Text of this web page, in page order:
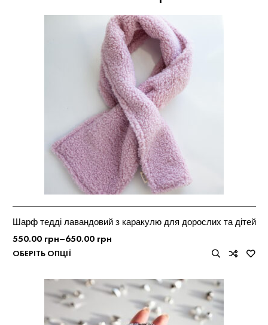
Шарф тедді лавандовий з каракулю для дорослих та дітей
550.00 грн–650.00 грн
ОБЕРІТЬ ОПЦІЇ